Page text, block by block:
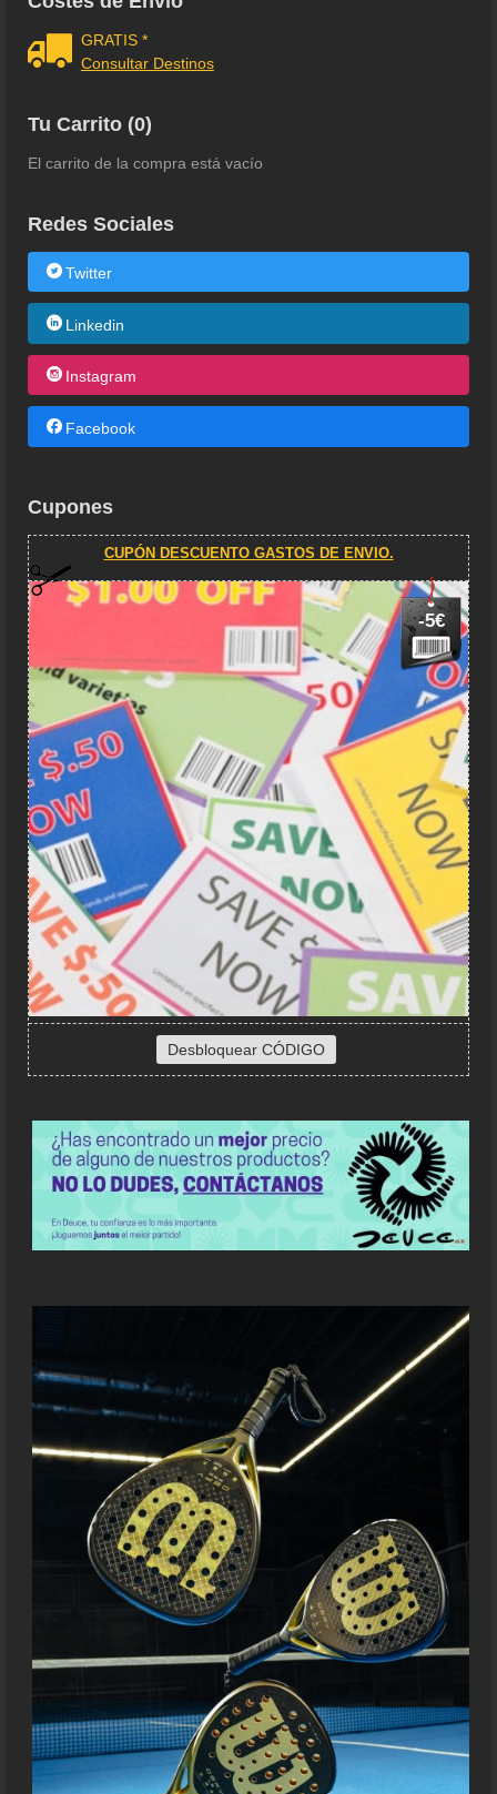
GRATIS *
Consultar Destinos
Tu Carrito (0)
El carrito de la compra está vacío
Redes Sociales
Twitter
Linkedin
Instagram
Facebook
Cupones
CUPÓN DESCUENTO GASTOS DE ENVIO.
-5€